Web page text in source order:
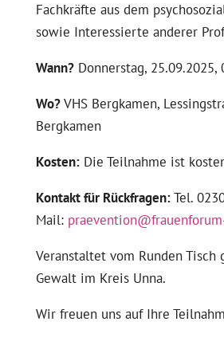
Fachkräfte aus dem
sowie Interessierte anderer
Wann?Donnerstag, 25.09.2025,
Wo?VHS Bergkamen,
Bergkamen
Kosten:Die Teilnahme ist
Kontakt für Rückfragen:Tel.
Mail:
Veranstaltet vom Runden Tisch
Gewalt im Kreis Unna.
Wir freuen uns auf Ihre